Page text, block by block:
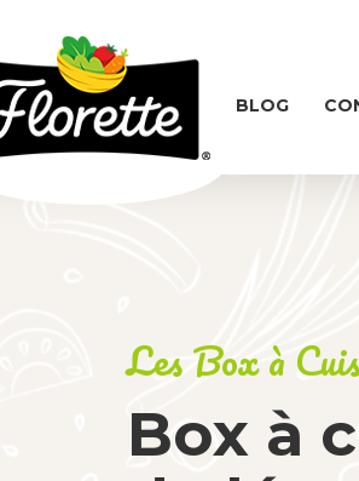
BLOG
Les Box à
Box à